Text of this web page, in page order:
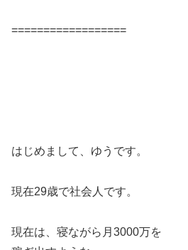
==================
はじめまして、ゆうです。
現在29歳で社会人です。
現在は、寝ながら月3000万を